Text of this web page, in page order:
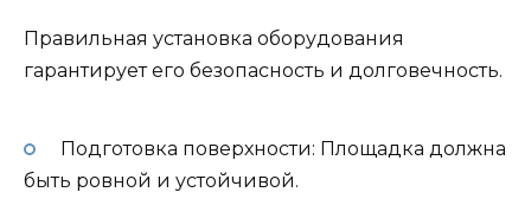
Правильная установка оборудования
гарантирует его безопасность и долговечность.
Подготовка поверхности: Площадка должна
быть ровной и устойчивой.